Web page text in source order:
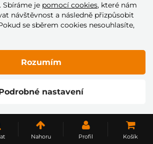
značek Sporten, Salomon, Fischer,
prodejnách a eshopu.
se hodit
Nahoru Profil Košík
Sbíráme je pomocí cookies, které nám
návštěvnost a následně přizpůsobit
se sběrem cookies nesouhlasíte,
nastavení
Rozumím